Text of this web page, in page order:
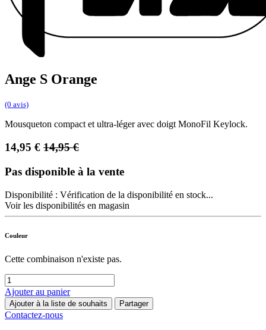
Ange S Orange
(0 avis)
Mousqueton compact et ultra-léger avec doigt MonoFil Keylock.
14,95 € 14,95€
Pas disponible à la vente
Disponibilité : Vérification de la disponibilité en stock...
Voir les disponibilités en magasin
Couleur
Cette combinaison n'existe pas.
Ajouter au panier
Ajouter à la liste de souhaits Partager
Contactez-nous